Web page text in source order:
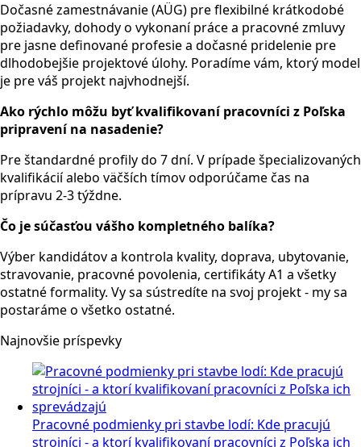
Dočasné zamestnávanie (AÜG) pre flexibilné krátkodobé
požiadavky, dohody o vykonaní práce a pracovné zmluvy
pre jasne definované profesie a dočasné pridelenie pre
dlhodobejšie projektové úlohy. Poradíme vám, ktorý model
je pre váš projekt najvhodnejší.
Ako rýchlo môžu byť kvalifikovaní pracovníci z Poľska
pripravení na nasadenie?
Pre štandardné profily do 7 dní. V prípade špecializovaných
kvalifikácií alebo väčších tímov odporúčame čas na
prípravu 2-3 týždne.
Čo je súčasťou vášho kompletného balíka?
Výber kandidátov a kontrola kvality, doprava, ubytovanie,
stravovanie, pracovné povolenia, certifikáty A1 a všetky
ostatné formality. Vy sa sústredíte na svoj projekt - my sa
postaráme o všetko ostatné.
Najnovšie príspevky
Pracovné podmienky pri stavbe lodí: Kde pracujú
strojníci - a ktorí kvalifikovaní pracovníci z Poľska ich